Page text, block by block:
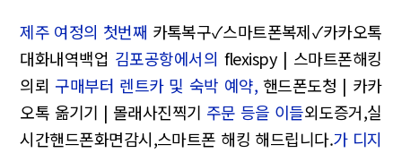
제주 여정의 첫번째 카톡복구✓스마트폰복제✓카카오톡
대화내역백업 김포공항에서의 flexispy | 스마트폰해킹
의뢰 구매부터 렌트카 및 숙박 예약, 핸드폰도청 | 카카
오톡 옮기기 | 몰래사진찍기 주문 등을 이들외도증거,실
시간핸드폰화면감시,스마트폰 해킹 해드립니다.가 디지